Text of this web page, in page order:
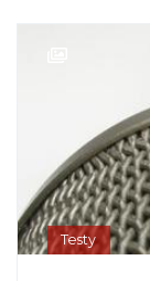
Testy